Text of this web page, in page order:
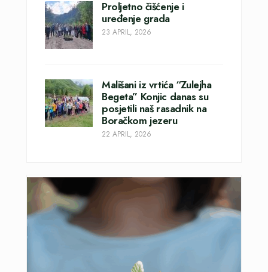
Proljetno čišćenje i
uređenje grada
23 APRIL, 2026
Mališani iz vrtića “Zulejha
Begeta” Konjic danas su
posjetili naš rasadnik na
Boračkom jezeru
22 APRIL, 2026